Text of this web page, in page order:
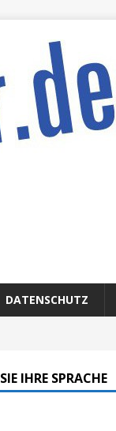
DATENSCHUTZ
IHRE SPRACHE